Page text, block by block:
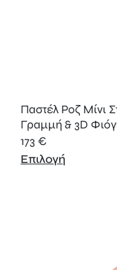
Παστέλ Ροζ Μίνι
Γραμμή & 3D
173 €
Επιλογή